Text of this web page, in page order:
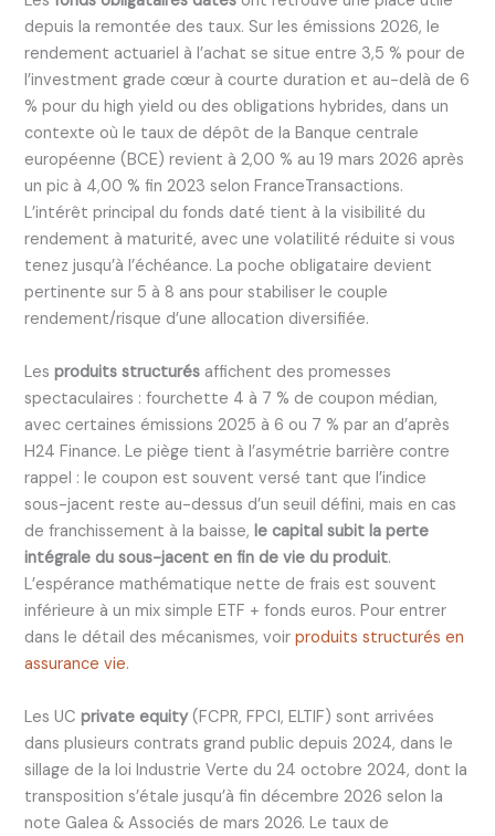
depuis la remontée des taux. Sur les émissions 2026, le
rendement actuariel à l’achat se situe entre 3,5 % pour de
l’investment grade cœur à courte duration et au-delà de 6
% pour du high yield ou des obligations hybrides, dans un
contexte où le taux de dépôt de la Banque centrale
européenne (BCE) revient à 2,00 % au 19 mars 2026 après
un pic à 4,00 % fin 2023 selon FranceTransactions.
L’intérêt principal du fonds daté tient à la visibilité du
rendement à maturité, avec une volatilité réduite si vous
tenez jusqu’à l’échéance. La poche obligataire devient
pertinente sur 5 à 8 ans pour stabiliser le couple
rendement/risque d’une allocation diversifiée.
Lesproduits structurés affichent des promesses
spectaculaires : fourchette 4 à 7 % de coupon médian,
avec certaines émissions 2025 à 6 ou 7 % par an d’après
H24 Finance. Le piège tient à l’asymétrie barrière contre
rappel : le coupon est souvent versé tant que l’indice
sous-jacent reste au-dessus d’un seuil défini, mais en cas
de franchissement à la baisse,le capital subit la perte
intégrale du sous-jacent en fin de vie du produit.
L’espérance mathématique nette de frais est souvent
inférieure à un mix simple ETF + fonds euros. Pour entrer
dans le détail des mécanismes, voirproduits structurés en
assurance vie.
Les UCprivate equity(FCPR, FPCI, ELTIF) sont arrivées
dans plusieurs contrats grand public depuis 2024, dans le
sillage de la loi Industrie Verte du 24 octobre 2024, dont la
transposition s’étale jusqu’à fin décembre 2026 selon la
note Galea & Associés de mars 2026. Le taux de